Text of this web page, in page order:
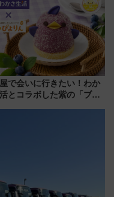
も実施
で会いに行きたい！わか
とコラボした紫の「ブル